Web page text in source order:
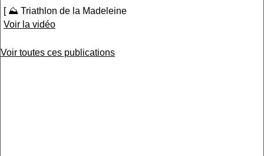
[ ⛰ Triathlon de la Madeleine
Voir la vidéo
Voir toutes ces publications